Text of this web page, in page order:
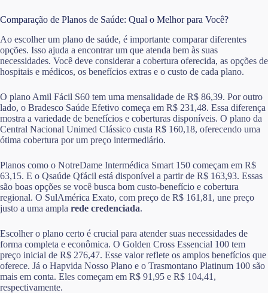
Comparação de Planos de Saúde: Qual o Melhor para Você?
Ao escolher um plano de saúde, é importante comparar diferentes
opções. Isso ajuda a encontrar um que atenda bem às suas
necessidades. Você deve considerar a cobertura oferecida, as opções de
hospitais e médicos, os benefícios extras e o custo de cada plano.
O plano Amil Fácil S60 tem uma mensalidade de R$ 86,39. Por outro
lado, o Bradesco Saúde Efetivo começa em R$ 231,48. Essa diferença
mostra a variedade de benefícios e coberturas disponíveis. O plano da
Central Nacional Unimed Clássico custa R$ 160,18, oferecendo uma
ótima cobertura por um preço intermediário.
Planos como o NotreDame Intermédica Smart 150 começam em R$
63,15. E o Qsaúde Qfácil está disponível a partir de R$ 163,93. Essas
são boas opções se você busca bom custo-benefício e cobertura
regional. O SulAmérica Exato, com preço de R$ 161,81, une preço
justo a uma ampla rede credenciada.
Escolher o plano certo é crucial para atender suas necessidades de
forma completa e econômica. O Golden Cross Essencial 100 tem
preço inicial de R$ 276,47. Esse valor reflete os amplos benefícios que
oferece. Já o Hapvida Nosso Plano e o Trasmontano Platinum 100 são
mais em conta. Eles começam em R$ 91,95 e R$ 104,41,
respectivamente.